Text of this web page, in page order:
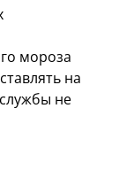
мороза
на
не